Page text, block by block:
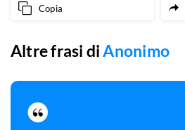
Copia
Altre frasi diAnonimo